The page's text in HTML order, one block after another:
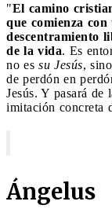
"El camino
que comienza
descentramiento
de la vida. Es
no es su Jesús, sino
de perdón en
Jesús. Y pasará
imitación concreta
Ángelus